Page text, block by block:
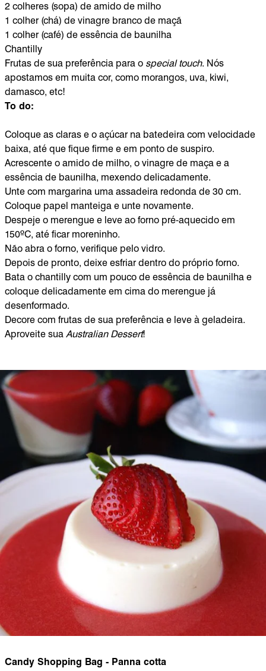
2 colheres (sopa) de amido de milho
1 colher (chá) de vinagre branco de maçã
1 colher (café) de essência de baunilha
Chantilly
Frutas de sua preferência para o special touch. Nós
apostamos em muita cor, como morangos, uva, kiwi,
damasco, etc!
To do:
Coloque as claras e o açúcar na batedeira com velocidade
baixa, até que fique firme e em ponto de suspiro.
Acrescente o amido de milho, o vinagre de maça e a
essência de baunilha, mexendo delicadamente.
Unte com margarina uma assadeira redonda de 30 cm.
Coloque papel manteiga e unte novamente.
Despeje o merengue e leve ao forno pré-aquecido em
150ºC, até ficar moreninho.
Não abra o forno, verifique pelo vidro.
Depois de pronto, deixe esfriar dentro do próprio forno.
Bata o chantilly com um pouco de essência de baunilha e
coloque delicadamente em cima do merengue já
desenformado.
Decore com frutas de sua preferência e leve à geladeira.
Aproveite sua Australian Dessert!
Candy Shopping Bag - Panna cotta